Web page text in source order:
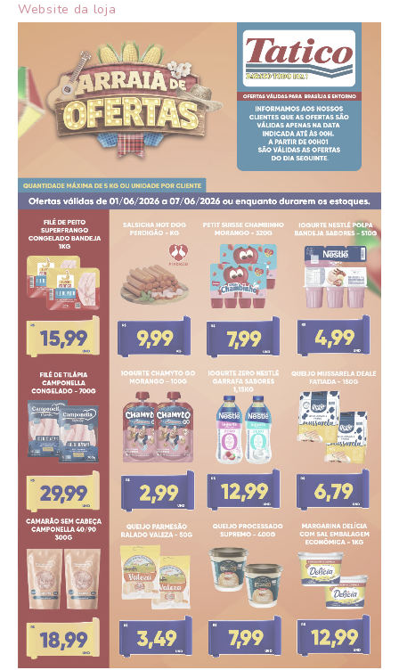
Website da loja